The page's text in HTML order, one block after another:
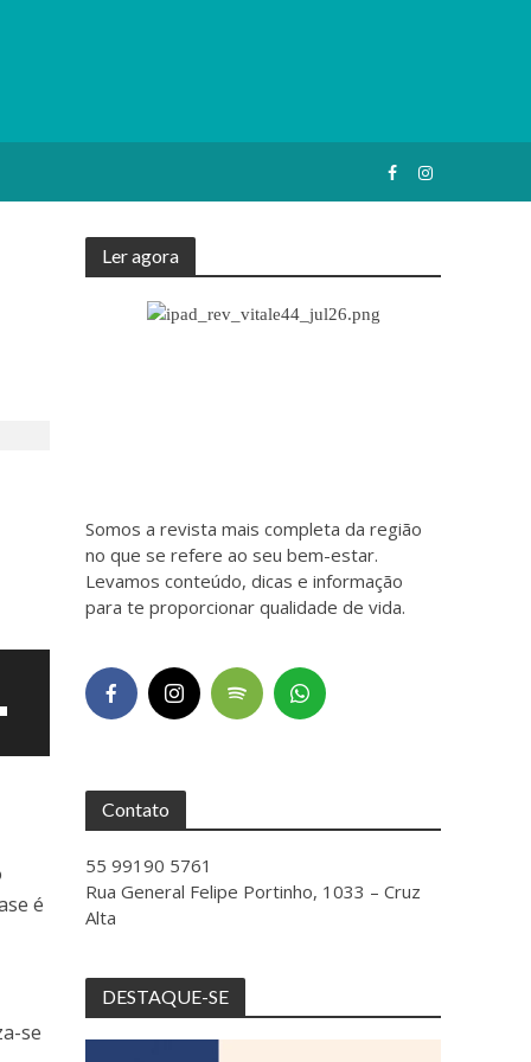
é
se
Ler agora
Somos a revista mais completa da região
no que se refere ao seu bem-estar.
Levamos conteúdo, dicas e informação
para te proporcionar qualidade de vida.
Contato
55 99190 5761
Rua General Felipe Portinho, 1033 – Cruz
Alta
DESTAQUE-SE